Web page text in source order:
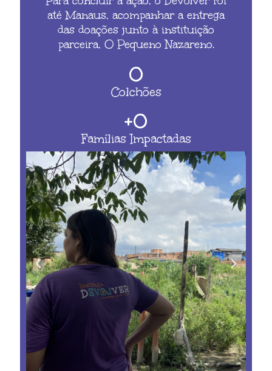
até Manaus, acompanhar a entrega
das doações junto à instituição
parceira, O Pequeno Nazareno.
Colchões
0
Famílias Impactadas
+0